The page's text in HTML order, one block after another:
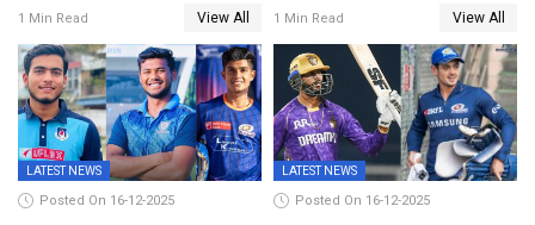
ഉപേക്ഷിച്ചു
1 Min Read View All
സംഘർഷം: കായിക മന്ത്രി
അരൂപ് ബിശ്വാസ് രാജിവച്ചു
1 Min Read View All
LATEST NEWS
Posted On 16-12-2025
LATEST NEWS
Posted On 16-12-2025